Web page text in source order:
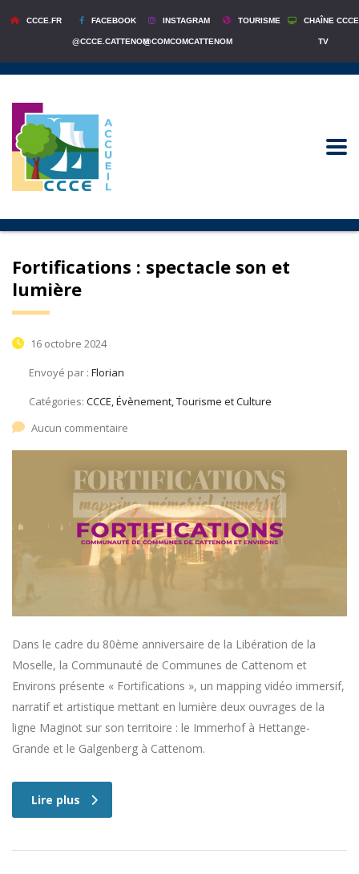
CCCE.FR FACEBOOK
@CCCE.CATTENOM
INSTAGRAM
@COMCOMCATTENOM
TOURISME CHAÎNE CCCE
TV
Fortifications : spectacle son et
lumière
16 octobre 2024
Envoyé par : Florian
Catégories: CCCE, Évènement, Tourisme et Culture
Aucun commentaire
Dans le cadre du 80ème anniversaire de la Libération de la
Moselle, la Communauté de Communes de Cattenom et
Environs présente « Fortifications », un mapping vidéo immersif,
narratif et artistique mettant en lumière deux ouvrages de la
ligne Maginot sur son territoire : le Immerhof à Hettange-
Grande et le Galgenberg à Cattenom.
Lire plus